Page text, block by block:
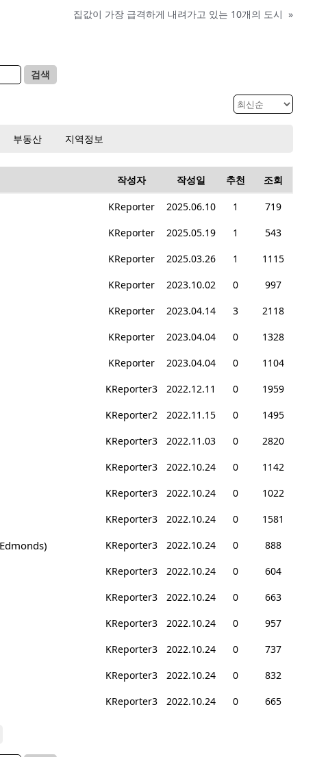
집값이 가장 급격하게 내려가고 있는 10개의 도시 »
검색
부동산 지역정보
작성자 작성일 추천 조회
KReporter 2025.06.10 1
719
KReporter 2025.05.19 1
543
KReporter 2025.03.26 1
1115
KReporter 2023.10.02 0
997
KReporter 2023.04.14 3
2118
KReporter 2023.04.04 0
1328
KReporter 2023.04.04 0
1104
KReporter3 2022.12.11 0
1959
KReporter2 2022.11.15 0
1495
KReporter3 2022.11.03 0
2820
KReporter3 2022.10.24 0
1142
KReporter3 2022.10.24 0
1022
KReporter3 2022.10.24 0
1581
KReporter3 2022.10.24 0
888
KReporter3 2022.10.24 0
604
KReporter3 2022.10.24 0
663
KReporter3 2022.10.24 0
957
KReporter3 2022.10.24 0
737
KReporter3 2022.10.24 0
832
KReporter3 2022.10.24 0 665